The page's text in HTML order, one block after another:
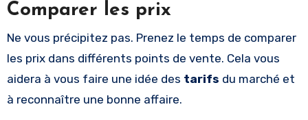
Comparer les prix
Ne vous précipitez pas. Prenez le temps de comparer
les prix dans différents points de vente. Cela vous
aidera à vous faire une idée des tarifs du marché et
à reconnaître une bonne affaire.